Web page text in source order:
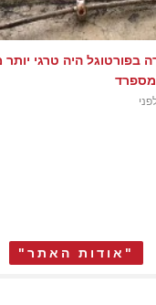
בפורטוגל היה טרגי יותר
מספרד
"אודות האתר"